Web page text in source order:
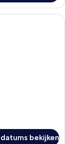
met een
bekijken